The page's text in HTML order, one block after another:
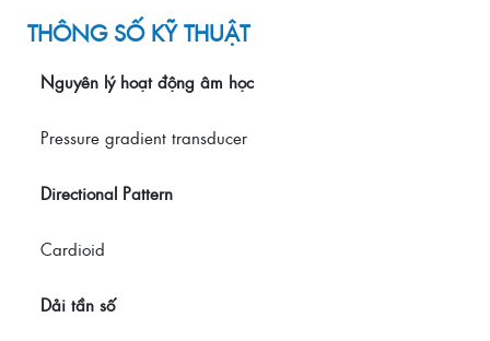
THÔNG SỐ KỸ THUẬT
Nguyên lý hoạt động âm học
Pressure gradient transducer
Directional Pattern
Cardioid
Dải tần số